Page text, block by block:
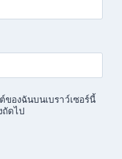
ของฉันบนเบราว์เซอร์นี้
ถัดไป